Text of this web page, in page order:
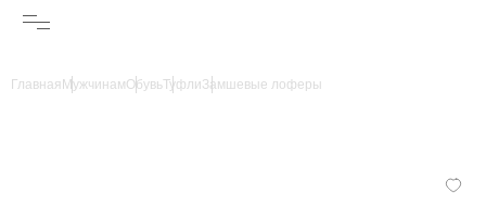
Главная МужчинамОбувьТуфлиЗамшевые лоферы